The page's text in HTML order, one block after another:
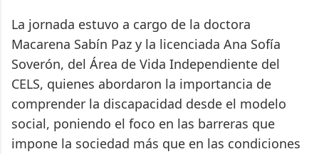
La jornada estuvo a cargo de la doctora
Macarena Sabín Paz y la licenciada Ana Sofía
Soverón, del Área de Vida Independiente del
CELS, quienes abordaron la importancia de
comprender la discapacidad desde el modelo
social, poniendo el foco en las barreras que
impone la sociedad más que en las condiciones